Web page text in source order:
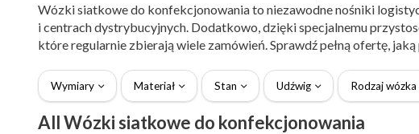
Wózki siatkowe do konfekcjonowania to niezawodne nośniki
i centrach dystrybucyjnych. Dodatkowo, dzięki specjalnemu
które regularnie zbierają wiele zamówień. Sprawdź pełną ofertę,
Wymiary Materiał Stan Udźwig Rodzaj wózka
All Wózki siatkowe do konfekcjonowania